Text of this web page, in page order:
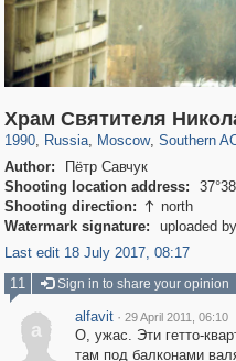
Храм Святителя
1990, Russia
1,405,779 29,243
, Moscow
319,716 8,286
, Southern
21,636 390
Author:
Пётр Савчук
Shooting location address:
Shooting direction:  north
Watermark signature:
uploaded
Last edit 18 July 2017, 08:17
11
Sign in to share your opinion
a
alfavit · 29 April 2011, 06:10
О, ужас. Эти гетто-
там под балконами